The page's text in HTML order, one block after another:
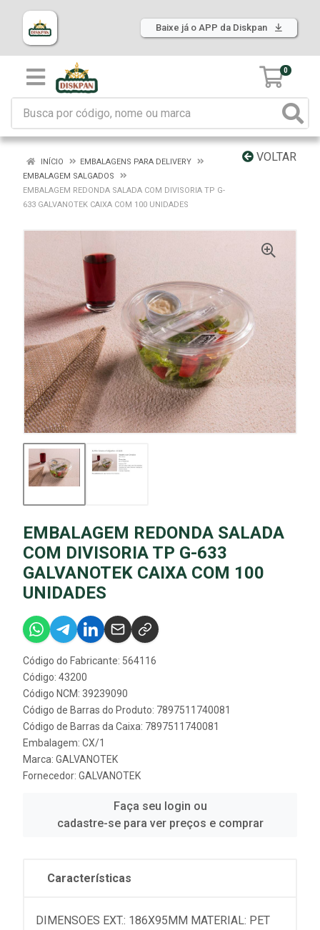
Baixe já o APP da Diskpan
0
VOLTAR
INÍCIO
EMBALAGENS PARA DELIVERY
EMBALAGEM SALGADOS
EMBALAGEM REDONDA SALADA COM DIVISORIA TP G-
633 GALVANOTEK CAIXA COM 100 UNIDADES
EMBALAGEM REDONDA SALADA
COM DIVISORIA TP G-633
GALVANOTEK CAIXA COM 100
UNIDADES
Código do Fabricante: 564116
Código: 43200
Código NCM: 39239090
Código de Barras do Produto: 7897511740081
Código de Barras da Caixa: 7897511740081
Embalagem: CX/1
Marca: GALVANOTEK
Fornecedor: GALVANOTEK
Faça seu login ou
cadastre-se para ver preços e comprar
Características
DIMENSOES EXT.: 186X95MM MATERIAL: PET